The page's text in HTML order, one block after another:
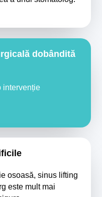
dobândită
intervenție
osoasă, sinus lifting
este mult mai